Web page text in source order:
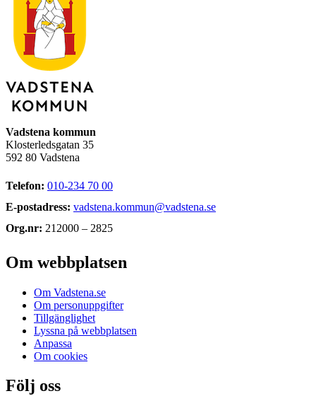
Vadstena kommun
Klosterledsgatan 35
592 80 Vadstena
Telefon: 010-234 70 00
E-postadress: vadstena.kommun@vadstena.se
Org.nr: 212000 – 2825
Om webbplatsen
Om Vadstena.se
Om personuppgifter
Tillgänglighet
Lyssna på webbplatsen
Anpassa
Om cookies
Följ oss